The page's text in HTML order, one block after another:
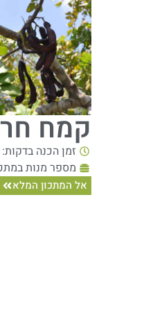
קמח
זמן הכנה בדקות: 20
מספר מנות
אל המתכון המלא